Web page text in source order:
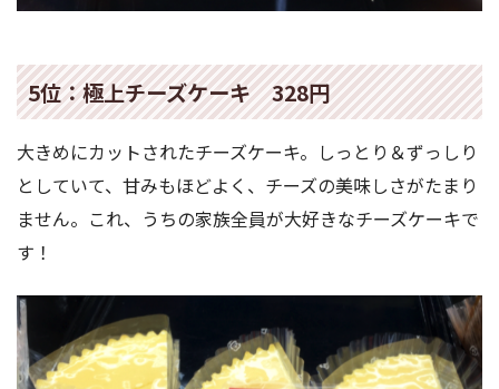
5位：極上チーズケーキ 328円
大きめにカットされたチーズケーキ。しっとり＆ずっしり
としていて、甘みもほどよく、チーズの美味しさがたまり
ません。これ、うちの家族全員が大好きなチーズケーキで
す！